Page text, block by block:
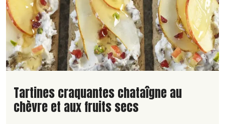
Lire la suite de la recette
Tartines craquantes chataîgne au
chèvre et aux fruits secs